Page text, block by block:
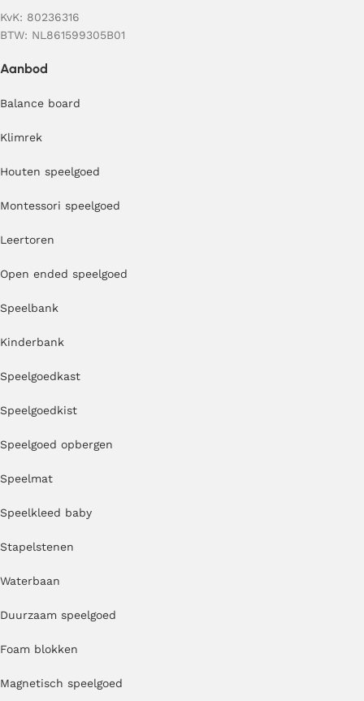
KvK: 80236316
BTW: NL861599305B01
Aanbod
Balance board
Klimrek
Houten speelgoed
Montessori speelgoed
Leertoren
Open ended speelgoed
Speelbank
Kinderbank
Speelgoedkast
Speelgoedkist
Speelgoed opbergen
Speelmat
Speelkleed baby
Stapelstenen
Waterbaan
Duurzaam speelgoed
Foam blokken
Magnetisch speelgoed